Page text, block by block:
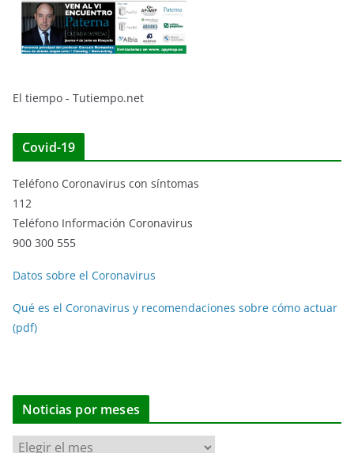
El tiempo - Tutiempo.net
Covid-19
Teléfono Coronavirus con síntomas
112
Teléfono Información Coronavirus
900 300 555
Datos sobre el Coronavirus
Qué es el Coronavirus y recomendaciones sobre cómo actuar
(pdf)
Noticias por meses
N